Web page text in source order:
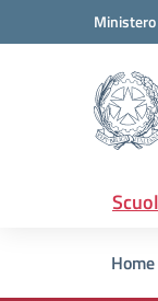
Vai ai contenuti
Vai al menu di
Home